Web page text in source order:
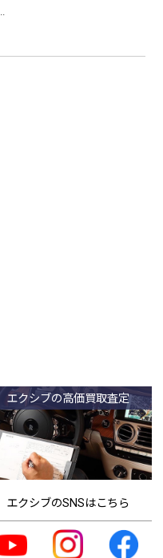
エクシブの高価買取査定
エクシブのSNSはこちら